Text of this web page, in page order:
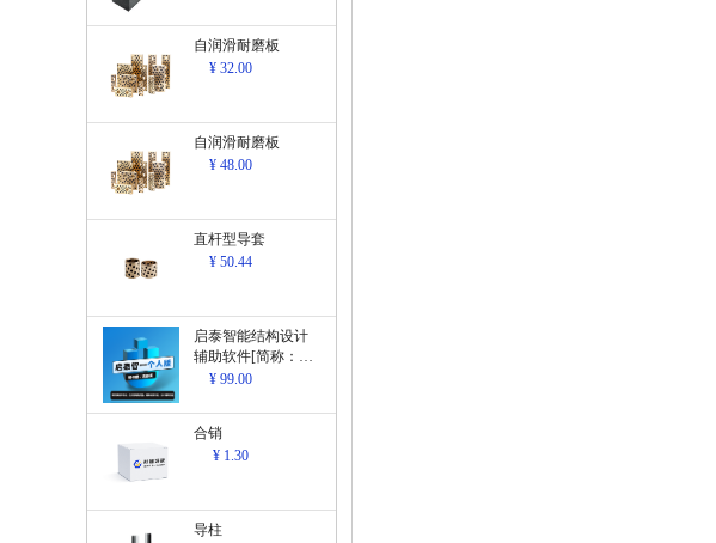
自润滑耐磨板
¥ 32.00
自润滑耐磨板
¥ 48.00
直杆型导套
¥ 50.44
启泰智能结构设计
辅助软件[简称：结
构设计辅助软
¥ 99.00
合销
¥ 1.30
导柱